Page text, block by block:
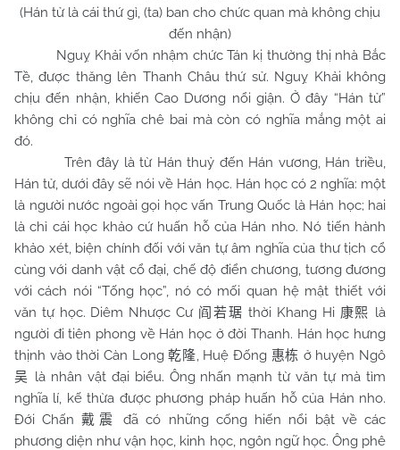
(Hán tử là cái thứ gì, (ta) ban cho chức quan mà không chịu
đến nhận)
Nguỵ Khải vốn nhậm chức Tán kị thường thị nhà Bắc
Tề, được thăng lên Thanh Châu thứ sử. Nguỵ Khải không
chịu đến nhận, khiến Cao Dương nổi giận. Ở đây “Hán tử”
không chỉ có nghĩa chê bai mà còn có nghĩa mắng một ai
đó.
Trên đây là từ Hán thuỷ đến Hán vương, Hán triều,
Hán tử, dưới đây sẽ nói về Hán học. Hán học có 2 nghĩa: một
là người nước ngoài gọi học vấn Trung Quốc là Hán học; hai
là chỉ cái học khảo cứ huấn hỗ của Hán nho. Nó tiến hành
khảo xét, biện chính đối với văn tự âm nghĩa của thư tịch cổ
cùng với danh vật cổ đại, chế độ điển chương, tương đương
với cách nói “Tống học”, nó có mối quan hệ mật thiết với
văn tự học. Diêm Nhược Cư 阎若琚 thời Khang Hi 康熙 là
người đi tiên phong về Hán học ở đời Thanh. Hán học hưng
thịnh vào thời Càn Long乾隆, Huệ Đống 惠栋 ở huyện Ngô
吴 là nhân vật đại biểu. Ông nhấn mạnh từ văn tự mà tìm
nghĩa lí, kế thừa được phương pháp huấn hỗ của Hán nho.
Đới Chấn戴震
đã có những cống hiến nổi bật về các
phương diện như vận học, kinh học, ngôn ngữ học. Ông phê